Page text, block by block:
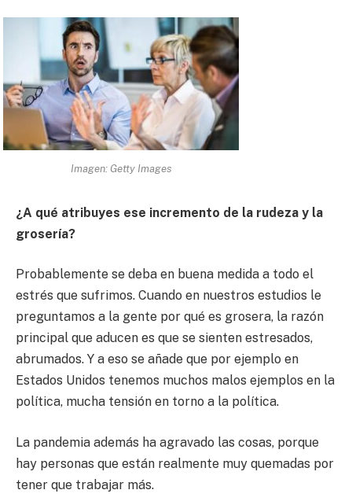
Imagen: Getty Images
¿A qué atribuyes ese incremento de la rudeza y la
grosería?
Probablemente se deba en buena medida a todo el
estrés que sufrimos. Cuando en nuestros estudios le
preguntamos a la gente por qué es grosera, la razón
principal que aducen es que se sienten estresados,
abrumados. Y a eso se añade que por ejemplo en
Estados Unidos tenemos muchos malos ejemplos en la
política, mucha tensión en torno a la política.
La pandemia además ha agravado las cosas, porque
hay personas que están realmente muy quemadas por
tener que trabajar más.